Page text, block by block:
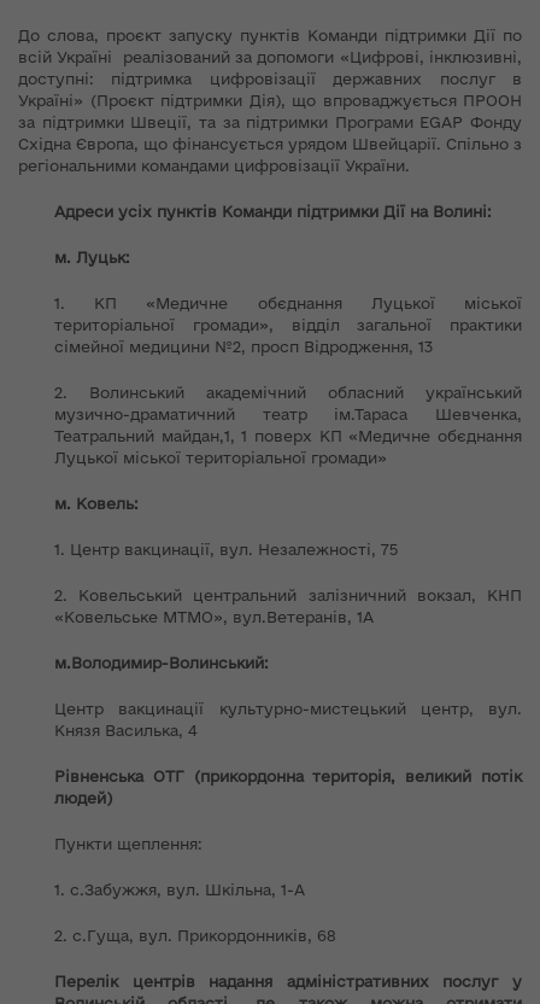
До слова, проєкт запуску пунктів Команди підтримки Дії по
всій Україні реалізований за допомоги «Цифрові, інклюзивні,
доступні: підтримка цифровізації державних послуг в
Україні» (Проєкт підтримки Дія), що впроваджується ПРООН
за підтримки Швеції, та за підтримки Програми EGAP Фонду
Східна Європа, що фінансується урядом Швейцарії. Спільно з
регіональними командами цифровізації України.
Адреси усіх пунктів Команди підтримки Дії на Волині:
м. Луцьк:
1. КП «Медичне обєднання Луцької міської
територіальної громади», відділ загальної практики
сімейної медицини №2, просп Відродження, 13
2. Волинський академічний обласний український
музично-драматичний театр ім.Тараса Шевченка,
Театральний майдан,1, 1 поверх КП «Медичне обєднання
Луцької міської територіальної громади»
м. Ковель:
1. Центр вакцинації, вул. Незалежності, 75
2. Ковельський центральний залізничний вокзал, КНП
«Ковельське МТМО», вул.Ветеранів, 1А
м.Володимир-Волинський:
Центр вакцинації культурно-мистецький центр, вул.
Князя Василька, 4
Рівненська ОТГ (прикордонна територія, великий потік
людей)
Пункти щеплення:
1. с.Забужжя, вул. Шкільна, 1-А
2. с.Гуща, вул. Прикордонників, 68
Перелік центрів надання адміністративних послуг у